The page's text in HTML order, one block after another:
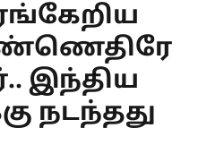
இந்திய
நடந்தது